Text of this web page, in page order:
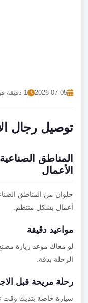
2026-07-05 1 دقيقة قراءة
توصيل رجال
المناطق
الأعمال
حلوان من المناطق
أعمال بشكل منتظم.
مواعيد دقيقة
لو معاك موعد زيارة
الرحلة بدقة.
رحلة مريحة قبل
سيارة خاصة بتديك وقت